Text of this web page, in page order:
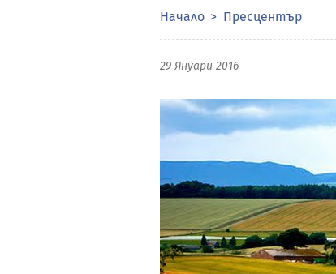
Начало Пресцентър
29 Януари 2016